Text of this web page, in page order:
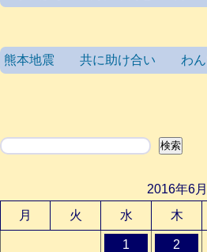
熊本地震 共に助け合い わん
検索 検索
2016年6月
月
火 水 木
1 2